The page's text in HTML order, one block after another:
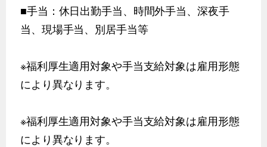
■手当：休日出勤手当、時間外手当、深夜手
当、現場手当、別居手当等
※福利厚生適用対象や手当支給対象は雇用形態
により異なります。
※福利厚生適用対象や手当支給対象は雇用形態
により異なります。